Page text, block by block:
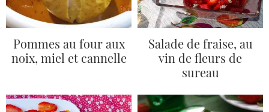
Pommes au four aux
noix, miel et cannelle
Salade de fraise, au
vin de fleurs de
sureau